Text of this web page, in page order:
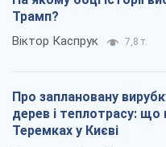
Трамп?
Віктор Каспрук 7,8 т.
Про заплановану
дерев і теплотрасу: що
Теремках у Києві